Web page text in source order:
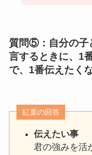
質問⑤：自分の子
言するときに、1
で、1番伝えたく
紅葉の回答
伝えたい事
君の強みを活